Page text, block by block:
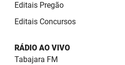
Editais Pregão
Editais Concursos
RÁDIO AO VIVO
Tabajara FM